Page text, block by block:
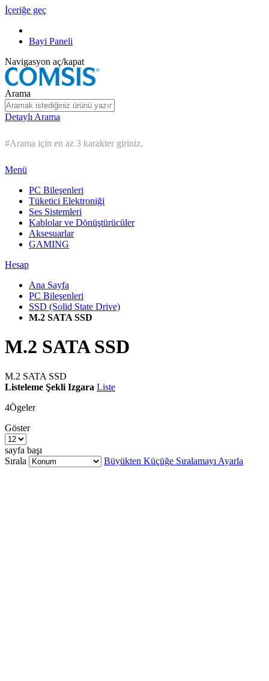
İçeriğe geç
Bayi Paneli
Navigasyon aç/kapat
Arama
Detaylı Arama
#Arama için en az 3 karakter giriniz.
Menü
PC Bileşenleri
Tüketici Elektroniği
Ses Sistemleri
Kablolar ve Dönüştürücüler
Aksesuarlar
GAMING
Hesap
Ana Sayfa
PC Bileşenleri
SSD (Solid State Drive)
M.2 SATA SSD
M.2 SATA SSD
M.2 SATA SSD
Listeleme Şekli Izgara Liste
4Ögeler
Göster
sayfa başı
Sırala
Büyükten Küçüğe Sıralamayı Ayarla